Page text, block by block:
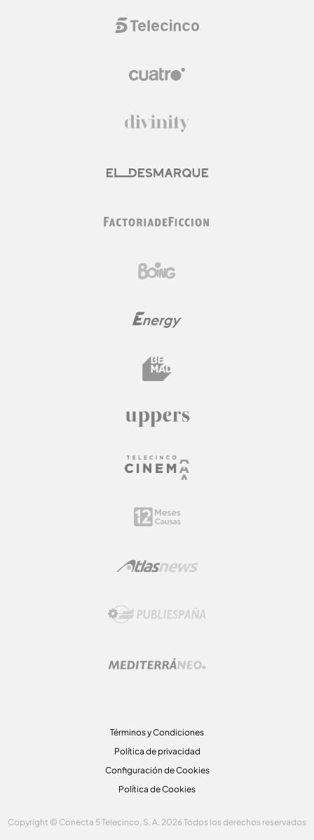
Términos y Condiciones
Política de privacidad
Configuración de Cookies
Política de Cookies
Copyright © Conecta 5 Telecinco, S. A. 2026 Todos los derechos reservados